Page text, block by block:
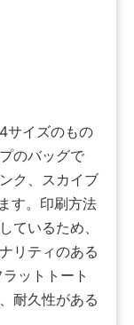
サイズのもの
のバッグで
ク、スカイブ
す。印刷方法
ているため、
リティのある
ットトート
耐久性がある